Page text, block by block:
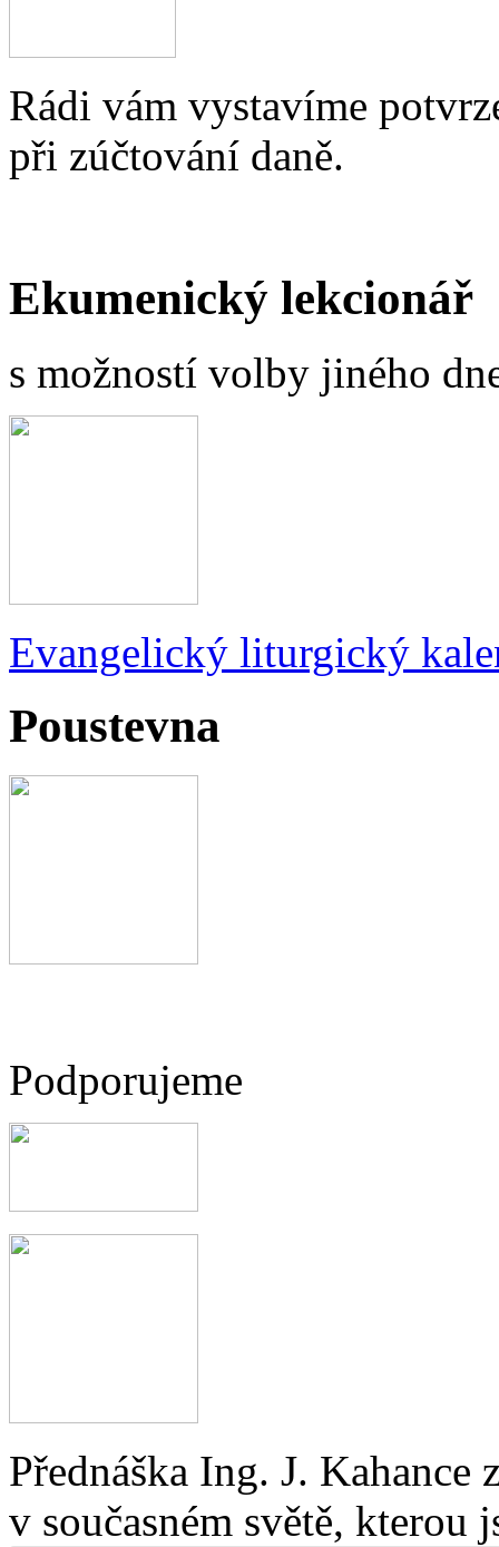
Rádi vám vystavíme
při zúčtování daně.
Ekumenický lekcionář
s možností volby jiného
Evangelický liturgický
Poustevna
Podporujeme
Přednáška Ing. J.
v současném světě, kterou